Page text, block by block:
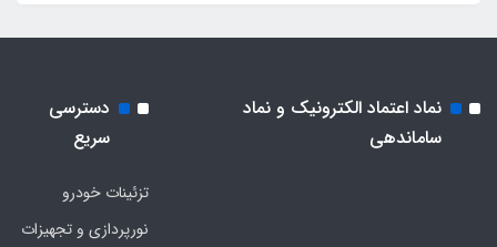
نماد اعتماد الکترونیک و نماد
ساماندهی
دسترسی
سریع
تزئینات خودرو
نورپردازی و تجهیزات